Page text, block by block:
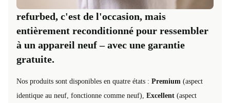
refurbed, c'est de l'occasion, mais
entièrement reconditionné pour ressembler
à un appareil neuf – avec une garantie
gratuite.
Nos produits sont disponibles en quatre états : Premium (aspect
identique au neuf, fonctionne comme neuf), Excellent (aspect